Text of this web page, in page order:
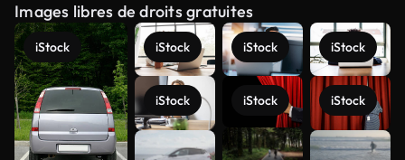
Images libres de droits gratuites
iStock iStock
iStock
iStock
iStock
iStock
iStock